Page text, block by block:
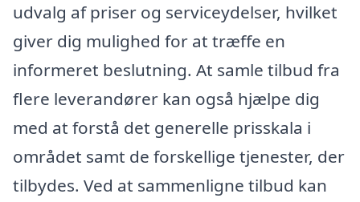
udvalg af priser og serviceydelser, hvilket
giver dig mulighed for at træffe en
informeret beslutning. At samle tilbud fra
flere leverandører kan også hjælpe dig
med at forstå det generelle prisskala i
området samt de forskellige tjenester, der
tilbydes. Ved at sammenligne tilbud kan